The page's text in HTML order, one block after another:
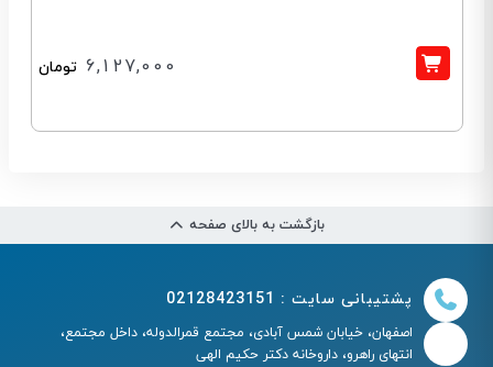
6,127,000 تومان
بازگشت به بالای صفحه
پشتیبانی سایت : 02128423151
اصفهان، خیابان شمس آبادی، مجتمع قمرالدوله، داخل مجتمع،
انتهای راهرو، داروخانه دکتر حکیم الهی